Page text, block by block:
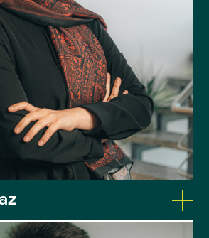
seit 2014
Steuerliche
Steuererklärungen